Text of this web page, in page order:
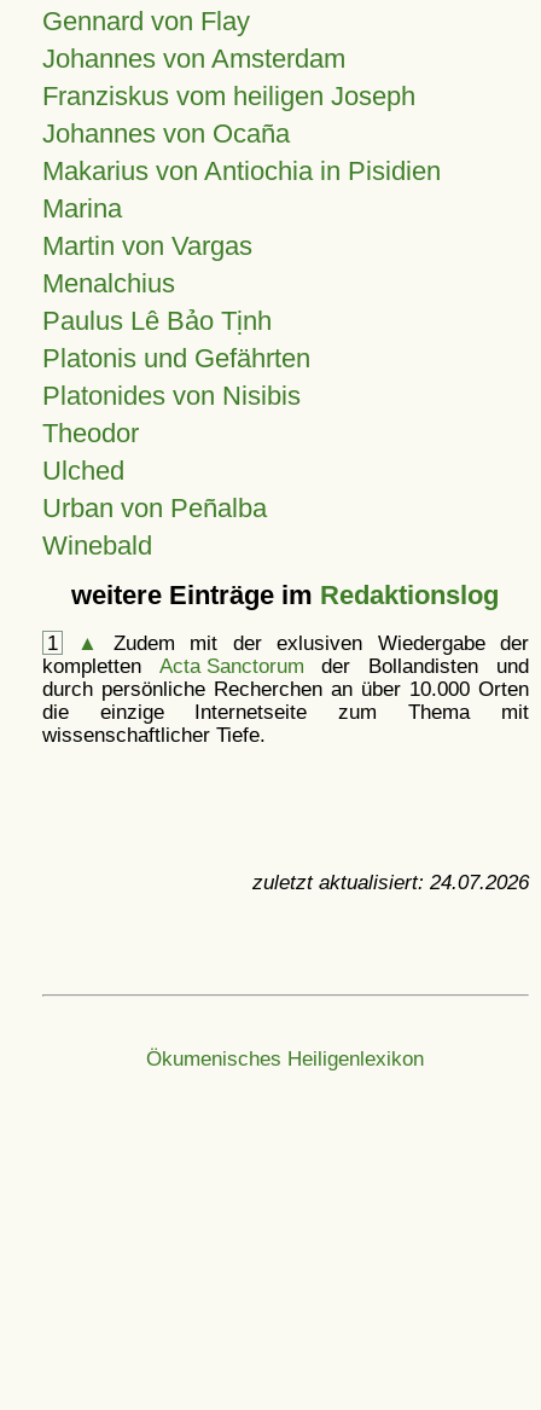
Gennard von Flay
Johannes von Amsterdam
Franziskus vom heiligen Joseph
Johannes von Ocaña
Makarius von Antiochia in Pisidien
Marina
Martin von Vargas
Menalchius
Paulus Lê Bảo Tịnh
Platonis und Gefährten
Platonides von Nisibis
Theodor
Ulched
Urban von Peñalba
Winebald
weitere Einträge im Redaktionslog
1 ▲
Zudem mit der exlusiven Wiedergabe der
kompletten Acta Sanctorum der Bollandisten und
durch persönliche Recherchen an über 10.000 Orten
die einzige Internetseite zum Thema mit
wissenschaftlicher Tiefe.
zuletzt aktualisiert: 24.07.2026
Ökumenisches Heiligenlexikon